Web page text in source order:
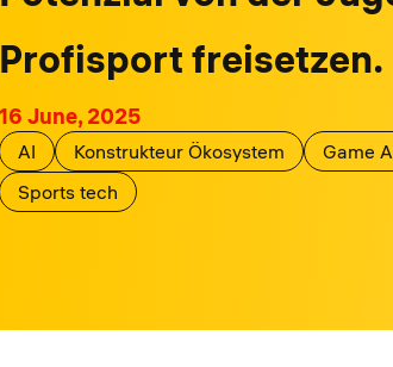
Profisport freisetzen.
16 June, 2025
AI Konstrukteur Ökosystem
Game
Sports tech